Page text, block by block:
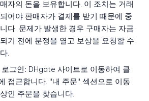
자의 돈을 보유합니다. 이 조치는 거래
어야 판매자가 결제를 받기 때문에 중
다. 문제가 발생한 경우 구매자는 자금
기 전에 분쟁을 열고 보상을 요청할 수
.
그인: DHgate 사이트로 이동하여 클
접근합니다. "내 주문" 섹션으로 이동
인 주문을 찾습니다.